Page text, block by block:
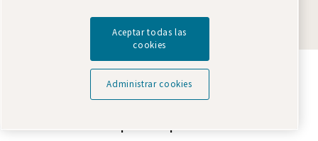
© 2026 Atlas Copco AB
Descubre cómo Atlas Copco Group impulsa la
tecnología que transforma el futuro.
Visita la web de Atlas Copco Group
Aceptar todas las
cookies
Administrar cookies